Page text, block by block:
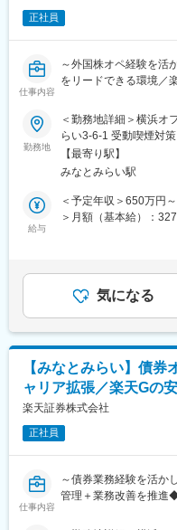
入社後は、まず一連の
めていただきます。そ
割を担っていただくと
けた改善にも主体的に
ご本人の意向や適性等
があります。
■当社について：
日本インベスター・ソ
会社（JIS&T）は、確
として、主要な国内金
者の方の資産積立情報
付を行うなど、制度の
当社は、資本金258億
数が500名程度（派遣
コンパクトな組織です
穏やかな人柄の方が多
く、アットホームな雰
する社会的な関心の高
ており、当社の事業も
ちしております！
変更の範囲：会社の定
正社員
仕事内容
～外国株オペ経験を活
をリードできる環境／
■業務概要
米国株を中心とした外
ます。
単なるオペレーション
務の効率化・自動化、
立案とその実現をリー
【組織】
所属は証券業務部とな
■就業時間の補足
【朝会による就業時間
報シェアの場として実
・原則毎週月曜：8：
・原則毎週水曜：8：
※部署によってはシフト
※役割によっては型裁
間：7時間20分／日）
※業務の都合上、時間
勤務地
＜勤務地詳細＞横浜オ
らい3-6-1 受動喫煙対
【最寄り駅】
みなとみらい駅
給与
＜予定年収＞650万円
＞月額（基本給）：
業績により賞与を年2
む）※想定年収はあく
する可能性あり賃金は
て上下する可能性があ
です。
気になる
【みなとみらい】債
ャリア拡張／楽天Gの
楽天証券株式会社
正社員
仕事内容
～債券業務経験を活か
管理＋業務改善を推進